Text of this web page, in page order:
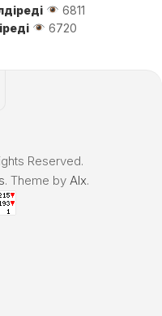
6811
6720
Reserved.
. Theme by Alx.